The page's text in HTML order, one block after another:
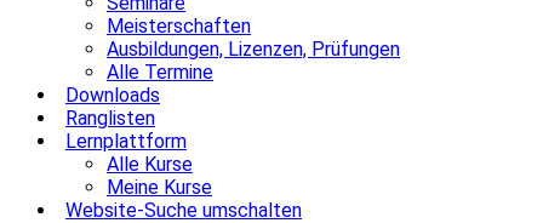
Meisterschaften
Ausbildungen, Lizenzen, Prüfungen
Alle Termine
Downloads
Ranglisten
Lernplattform
Alle Kurse
Meine Kurse
Website-Suche umschalten